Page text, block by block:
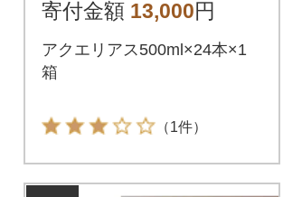
寄付金額 13,000円
アクエリアス500ml×24本×1
箱
（1件）